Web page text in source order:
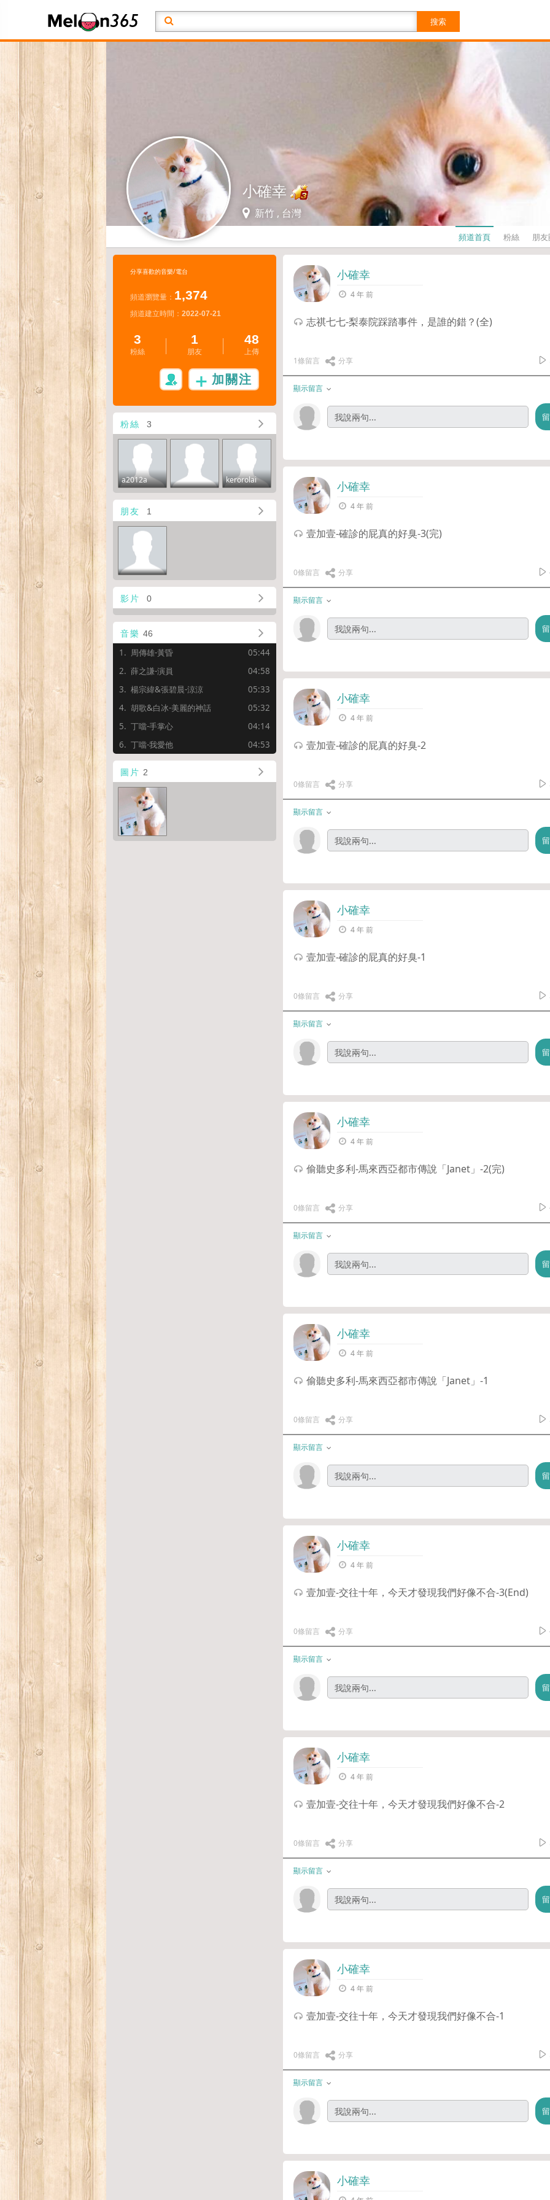
搜索
小確幸
新竹 , 台灣
頻道首頁 粉絲 朋
分享喜歡的音樂/電台
頻道瀏覽量： 1,374
頻道建立時間： 2022-07-21
3
粉絲
1
朋友
48
上傳
加關注
粉絲 3
a2012a kerorolai
朋友 1
影片 0
音樂 46
周傳雄-黃昏
05:44
薛之謙-演員
04:58
楊宗緯&張碧晨-涼涼
05:33
胡歌&白冰-美麗的神話
05:32
丁噹-手掌心
04:14
丁噹-我愛他
04:53
圖片 2
小確幸
4 年 前
志祺七七-梨泰院踩踏事件，是誰的錯？(全)
1條留言 分享
顯示留言
小確幸
4 年 前
壹加壹-確診的屁真的好臭-3(完)
0條留言 分享
顯示留言
小確幸
4 年 前
壹加壹-確診的屁真的好臭-2
0條留言 分享
顯示留言
小確幸
4 年 前
壹加壹-確診的屁真的好臭-1
0條留言 分享
顯示留言
小確幸
4 年 前
偷聽史多利-馬來西亞都市傳說「Janet」-2(完)
0條留言 分享
顯示留言
小確幸
4 年 前
偷聽史多利-馬來西亞都市傳說「Janet」-1
0條留言 分享
顯示留言
小確幸
4 年 前
壹加壹-交往十年，今天才發現我們好像不合-3(End)
0條留言 分享
顯示留言
小確幸
4 年 前
壹加壹-交往十年，今天才發現我們好像不合-2
0條留言 分享
顯示留言
小確幸
4 年 前
壹加壹-交往十年，今天才發現我們好像不合-1
0條留言 分享
顯示留言
小確幸